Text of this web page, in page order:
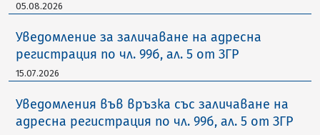
05.08.2026
Уведомление за заличаване на адресна
регистрация по чл. 99б, ал. 5 от ЗГР
15.07.2026
Уведомления във връзка със заличаване на
адресна регистрация по чл. 99б, ал. 5 от ЗГР